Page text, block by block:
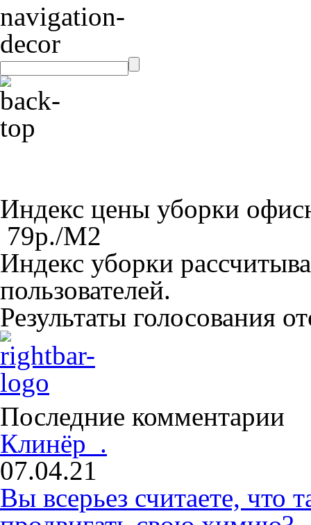
Индекс цены уборки
79р./M2
Индекс уборки
пользователей.
Результаты голосования
Последние комментарии
Клинёр .
07.04.21
Вы всерьез считаете, что